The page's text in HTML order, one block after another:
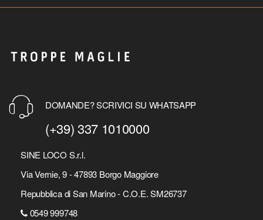
DOMANDE? SCRIVICI SU WHATSAPP
(+39) 337 1010000
SINE LOCO S.r.l.
Via Vernie, 9 - 47893 Borgo Maggiore
Repubblica di San Marino - C.O.E. SM26737
0549 999748